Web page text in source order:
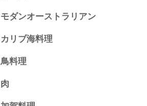
モダンオーストラリアン
カリブ海料理
鳥料理
肉